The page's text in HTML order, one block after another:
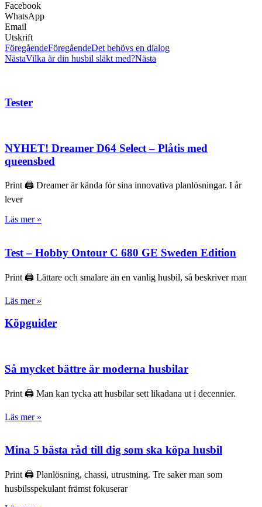
Facebook
WhatsApp
Email
Utskrift
FöregåendeFöregåendeDet behövs en dialog
NästaVilka är din husbil släkt med?Nästa
Tester
NYHET! Dreamer D64 Select – Plåtis med
queensbed
Print 🖨 Dreamer är kända för sina innovativa planlösningar. I år
lever
Läs mer »
Test – Hobby Ontour C 680 GE Sweden Edition
Print 🖨 Lättare och smalare än en vanlig husbil, så beskriver man
Läs mer »
Köpguider
Så mycket bättre är moderna husbilar
Print 🖨 Man kan tycka att husbilar sett likadana ut i decennier.
Läs mer »
Mina 5 bästa råd till dig som ska köpa husbil
Print 🖨 Planlösning, chassi, utrustning. Tre saker man som
husbilsspekulant främst fokuserar